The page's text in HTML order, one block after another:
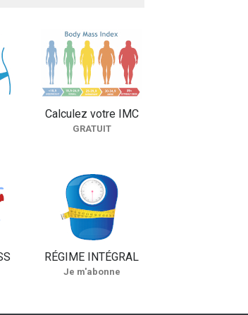
Poulet au concombre
RECETTES
Calculez votre IMC
GRATUIT
RÉGIME INTÉGRAL
Je m'abonne